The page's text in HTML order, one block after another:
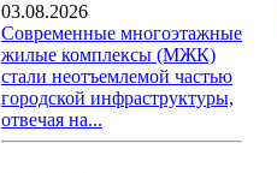
03.08.2026
Современные многоэтажные
жилые комплексы (МЖК)
стали неотъемлемой частью
городской инфраструктуры,
отвечая на...